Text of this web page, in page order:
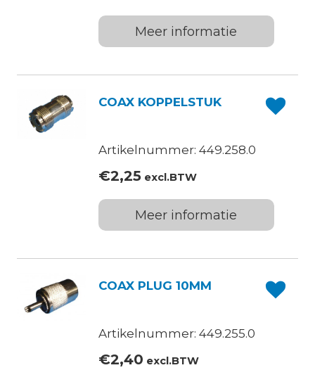
Meer informatie
COAX KOPPELSTUK
Artikelnummer: 449.258.0
€2,25excl.BTW
Meer informatie
COAX PLUG 10MM
Artikelnummer: 449.255.0
€2,40 excl.BTW